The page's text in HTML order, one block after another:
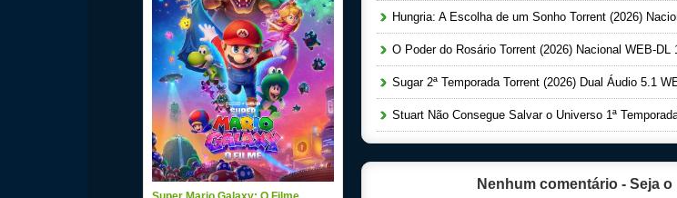
Hungria: A Escolha de um Sonho Torrent (2026)
O Poder do Rosário Torrent (2026) Nacional WEB-DL
Sugar 2ª Temporada Torrent (2026) Dual Áudio 5.1
Stuart Não Consegue Salvar o Universo 1ª Temporada
Nenhum comentário - Seja